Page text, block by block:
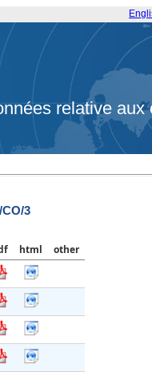
relative aux
3
html
other